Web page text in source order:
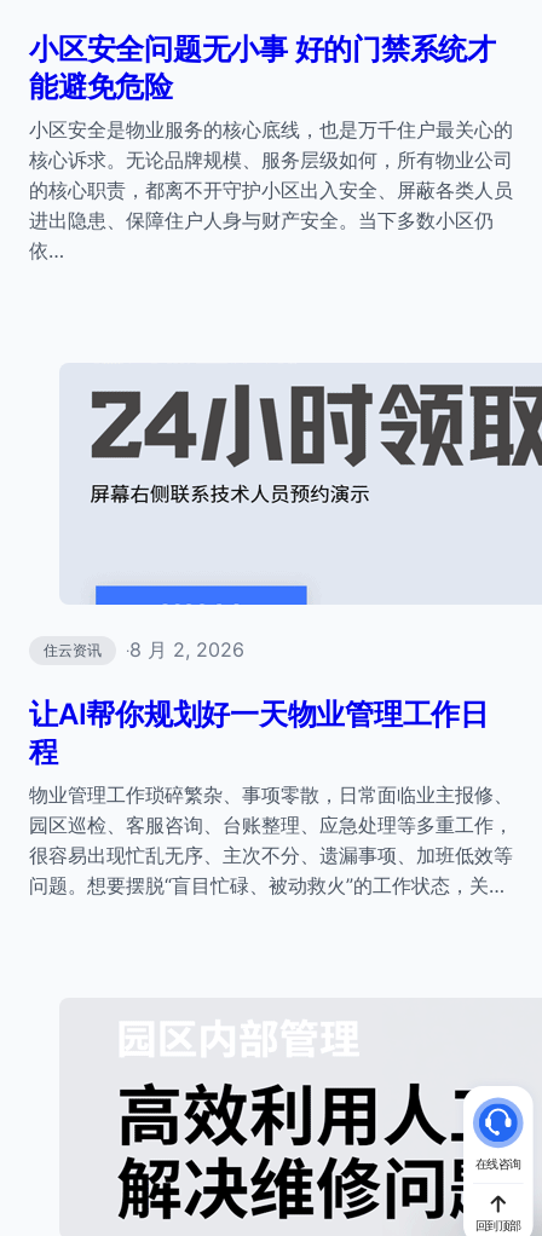
小区安全问题无小事 好的门禁系统才
能避免危险
小区安全是物业服务的核心底线，也是万千住户最关心的
核心诉求。无论品牌规模、服务层级如何，所有物业公司
的核心职责，都离不开守护小区出入安全、屏蔽各类人员
进出隐患、保障住户人身与财产安全。当下多数小区仍
依…
住云资讯 ·8 月 2, 2026
让AI帮你规划好一天物业管理工作日
程
物业管理工作琐碎繁杂、事项零散，日常面临业主报修、
园区巡检、客服咨询、台账整理、应急处理等多重工作，
很容易出现忙乱无序、主次不分、遗漏事项、加班低效等
问题。想要摆脱“盲目忙碌、被动救火”的工作状态，关…
在线咨询
回到顶部